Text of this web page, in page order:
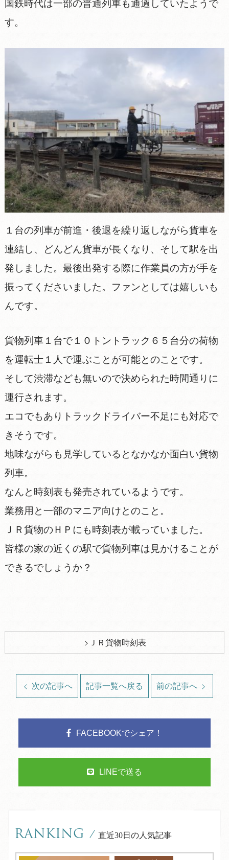
国鉄時代は一部の普通列車も通過していたようで
す。
１台の列車が前進・後退を繰り返しながら貨車を
連結し、どんどん貨車が長くなり、そして駅を出
発しました。最後出発する際に作業員の方が手を
振ってくださいました。ファンとしては嬉しいも
んです。
貨物列車１台で１０トントラック６５台分の荷物
を運転士１人で運ぶことが可能とのことです。
そして渋滞なども無いので決められた時間通りに
運行されます。
エコでもありトラックドライバー不足にも対応で
きそうです。
地味ながらも見学しているとなかなか面白い貨物
列車。
なんと時刻表も発売されているようです。
業務用と一部のマニア向けとのこと。
ＪＲ貨物のＨＰにも時刻表が載っていました。
皆様の家の近くの駅で貨物列車は見かけることが
できるでしょうか？
ＪＲ貨物時刻表
次の記事へ 記事一覧へ戻る 前の記事へ
FACEBOOKでシェア！
LINEで送る
RANKING / 直近30日の人気記事